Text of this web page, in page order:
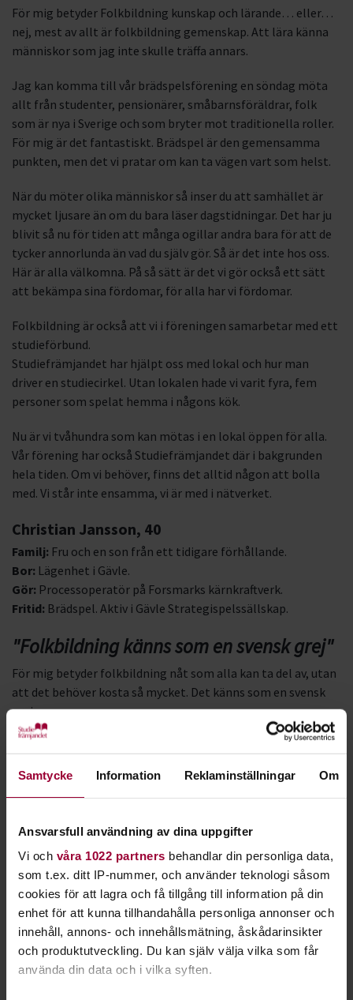
Samtycke Information Reklaminställningar Om
Ansvarsfull användning av dina uppgifter
Vi och våra 1022 partners behandlar din personliga data,
som t.ex. ditt IP-nummer, och använder teknologi såsom
cookies för att lagra och få tillgång till information på din
enhet för att kunna tillhandahålla personliga annonser och
innehåll, annons- och innehållsmätning, åskådarinsikter
och produktutveckling. Du kan själv välja vilka som får
använda din data och i vilka syften.
För mig betyder Folkbildning kunskap och lärande… eller…
nej, mest av allt är folkbildning gemenskap. Att lära känna
människor som jag inte skulle träffa annars.
Jag kan komma till vår brädspelsförening en söndag möta
allt från studenter, pensionärer, småbarnsföräldrar, folk
som är nya i Sverige och som bryter mot traditionella roller.
För mig är det fantastiskt. Brädspel är den gemensamma
punkten, men det vi pratar om kan ta vägen vart som helst.
När du möter olika människor så inser du att samhället är
mycket ljusare än om du bara läser dagstidningar. Det har ju
blivit så nu för tiden att många ogillar andra bara för att de
tycker annorlunda än vad du själv gör. Så är det inte hos oss.
Här är alla välkomna. På så sätt är det vi gör också ett sätt
att bekämpa sina fördomar, för alla har vi fördomar.
Folkbildning är också att vi i föreningen samarbetar med ett
studieförbund.
Studiefrämjandet har hjälpt oss med lokal och hur man
driver en studiecirkel. Utan lokalen hade vi varit fyra, fem
personer som spelat hemma i någons kök.
Nu är vi tvåhundra som kan mötas i en lokal öppen för alla.
Vår förening har också Studiefrämjandet där i bakgrunden
hela tiden. Om vi behöver, finns det alltid någon att bolla
med. Vi står inte ensamma, vi är med i nätverket.
Christian Jansson, 40
Familj: Fru och en son från ett tidigare förhållande.
Bor: Lägenhet i Gävle.
Gör: Processoperatör på Forsmarks kärnkraftverk.
Fritid: Brädspel. Aktiv i Gävle Strategispelssällskap.
"Folkbildning känns som en svensk grej"
För mig betyder folkbildning nåt som alla kan ta del av, utan
att det behöver kosta så mycket. Det känns som en svensk
grej.
Jag och min polare bildade ett hårdrockband i Deje. Vi letade
på hur vi skulle komma vidare med musiken. Det här var tio år
sen typ, och vi kontaktade Johan på Studiefrämjandet och
grabbar från Deje som ville spela hårdrock.
Jag minns att jag tänkte: ”Finns det folk som jobbar med
sånt här? Med att hjälpa kids att få lira.” Men så var det. Vi fick
hjälp med mycket som är svårt att göra själv när man är
tretton. Det blev workshops, Livekarusellen, spelningar här
och där och en massa nya kontakter.